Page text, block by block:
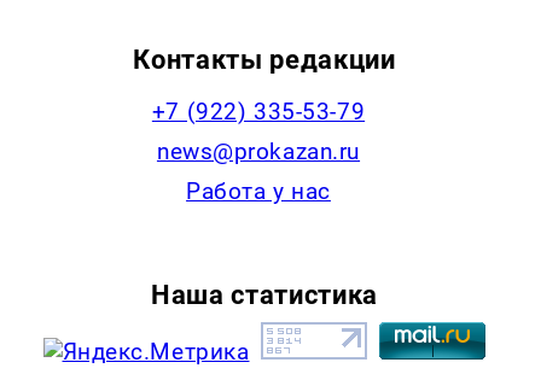
Контакты редакции
+7 (922) 335-53-79
news@prokazan.ru
Работа у нас
Наша статистика